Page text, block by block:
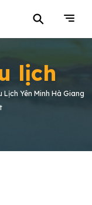
⚲
lịch
Lịch Yên Minh Hà Giang